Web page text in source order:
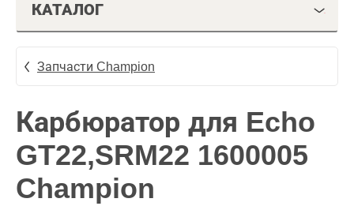
КАТАЛОГ
Запчасти Champion
Карбюратор для Echo
GT22,SRM22 1600005
Champion